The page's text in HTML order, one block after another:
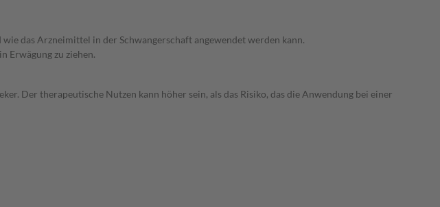
das Arzneimittel in der Schwangerschaft angewendet werden kann.
Erwägung zu ziehen.
Der therapeutische Nutzen kann höher sein, als das Risiko, das die Anwendung bei einer